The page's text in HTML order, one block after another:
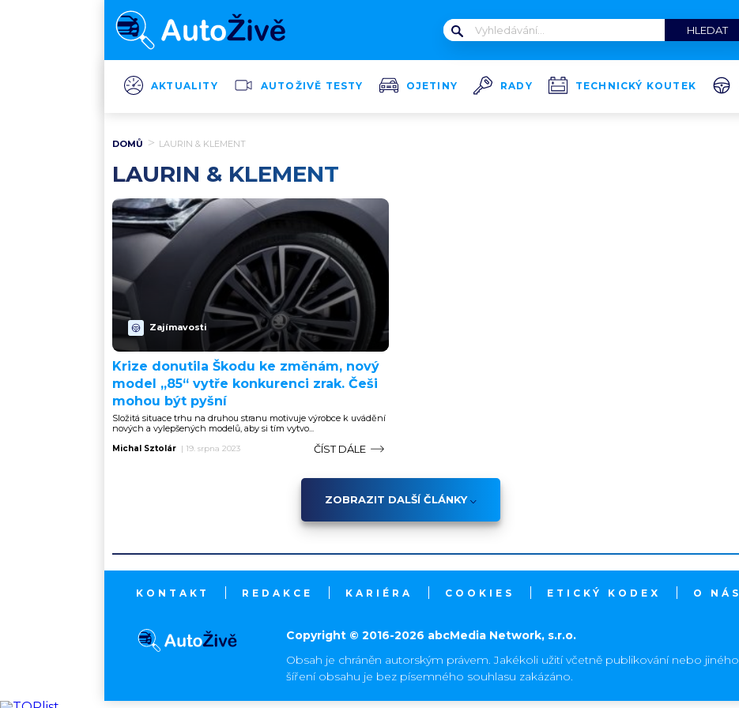
AKTUALITY AUTOŽIVĚ TESTY OJETINY RADY TECHNICKÝ KOUTEK
DOMŮ LAURIN & KLEMENT
LAURIN & KLEMENT
Zajímavosti
Krize donutila Škodu ke změnám, nový
model „85“ vytře konkurenci zrak. Češi
mohou být pyšní
Složitá situace trhu na druhou stranu motivuje výrobce k uvádění
nových a vylepšených modelů, aby si tím vytvo...
Michal Sztolár | 19. srpna 2023 ČÍST DÁLE
ZOBRAZIT DALŠÍ ČLÁNKY
KONTAKT REDAKCE KARIÉRA COOKIES ETICKÝ KODEX O NÁS
Copyright © 2016-2026 abcMedia Network, s.r.o.
Obsah je chráněn autorským právem. Jakékoli užití včetně publikování nebo jiného
šíření obsahu je bez písemného souhlasu zakázáno.